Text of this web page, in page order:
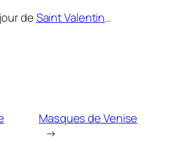
deSaint Valentin…
Masques de Venise
→